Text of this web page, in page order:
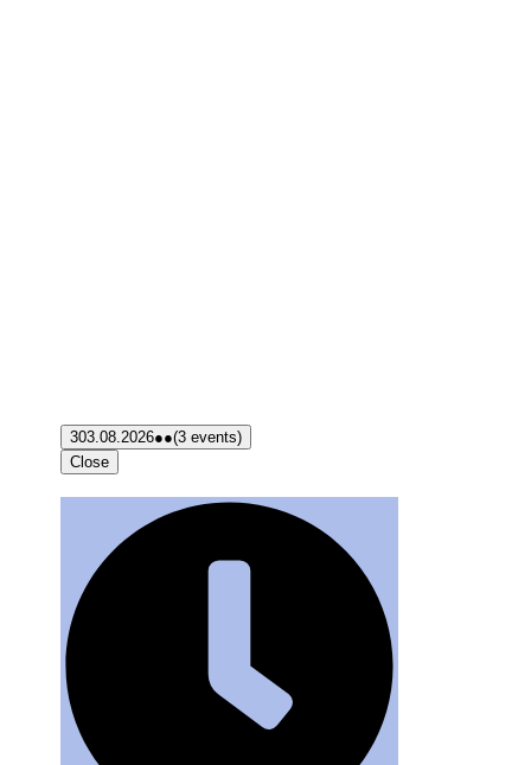
303.08.2026●●(3 events)
Close